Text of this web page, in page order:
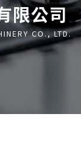
限公司
CO., LTD.